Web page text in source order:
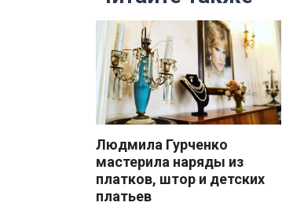
Людмила Гурченко
мастерила наряды из
платков, штор и детских
платьев